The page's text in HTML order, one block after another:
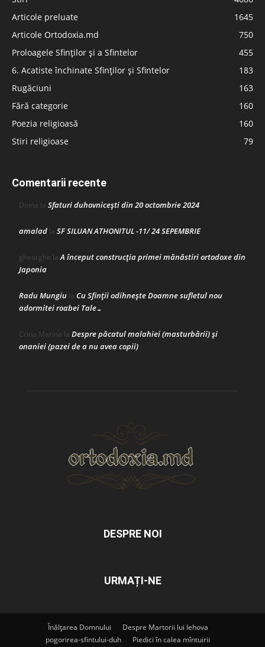
Articole preluate
1645
Articole Ortodoxia.md
750
Proloagele Sfinților și a Sfintelor
455
6. Acatiste închinate Sfinților și Sfintelor
183
Rugăciuni
163
Fără categorie
160
Poezia religioasă
160
Stiri religioase
79
Comentarii recente
Doina la Sfaturi duhovnicești din 20 octombrie 2024
amalad la SF SILUAN ATHONITUL -11/ 24 SEPEMBRIE
gheorghe laA început construcţia primei mănăstiri ortodoxe din
Japonia
Radu Mungiu la Cu Sfinții odihnește Doamne sufletul nou
adormitei roabei Tale…
Crina Marina la Despre păcatul malahiei (masturbării) şi
onaniei (pazei de a nu avea copii)
DESPRE NOI
URMAȚI-NE
Înălțarea Domnului
Despre Martorii lui Iehova
pogorirea-sfintului-duh
Piedici în calea mîntuirii